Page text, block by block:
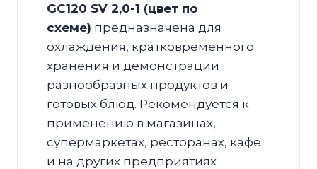
GC120 SV 2,0-1 (цвет по
схеме) предназначена для
охлаждения, кратковременного
хранения и демонстрации
разнообразных продуктов и
готовых блюд. Рекомендуется к
применению в магазинах,
супермаркетах, ресторанах, кафе
и на других предприятиях